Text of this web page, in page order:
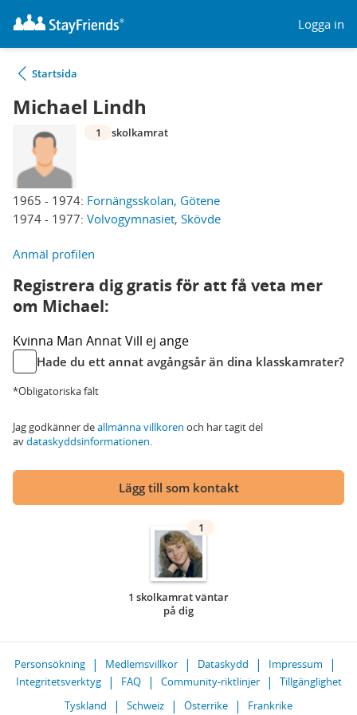
Logga in
Startsida
Michael Lindh
1965 - 1974: Fornängsskolan, Götene
1974 - 1977: Volvogymnasiet, Skövde
1 skolkamrat
Anmäl profilen
Registrera dig gratis för att få veta mer
om Michael:
Kvinna Man AnnatVill ej ange
Hade du ett annat avgångsår än dina klasskamrater?
*Obligatoriska fält
Jag godkänner deallmänna villkoren och har tagit del
avdataskyddsinformationen.
Lägg till som kontakt
1
1 skolkamrat väntar
på dig
Personsökning Medlemsvillkor Dataskydd
Impressum
Integritetsverktyg
FAQ Community-riktlinjer
Tillgänglighet
Tyskland
Schweiz Österrike Frankrike